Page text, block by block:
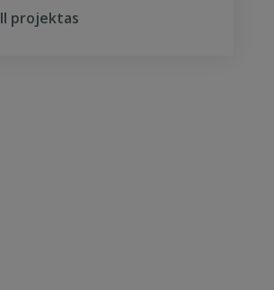
II projektas